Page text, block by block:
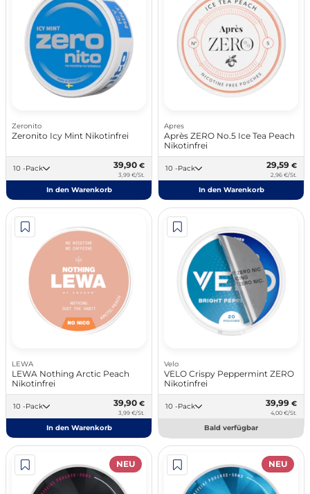
Zeronito
Zeronito Icy Mint Nikotinfrei
10 -Pack 39,90 €
3,99 €/St.
In den Warenkorb
Apres
Après ZERO No.5 Ice Tea Peach
Nikotinfrei
10 -Pack 29,59 €
2,96 €/St.
In den Warenkorb
LEWA
LEWA Nothing Arctic Peach
Nikotinfrei
10 -Pack 39,90 €
3,99 €/St.
In den Warenkorb
Velo
VELO Crispy Peppermint ZERO
Nikotinfrei
10 -Pack 39,99 €
4,00 €/St.
Bald verfügbar
NEU NEU